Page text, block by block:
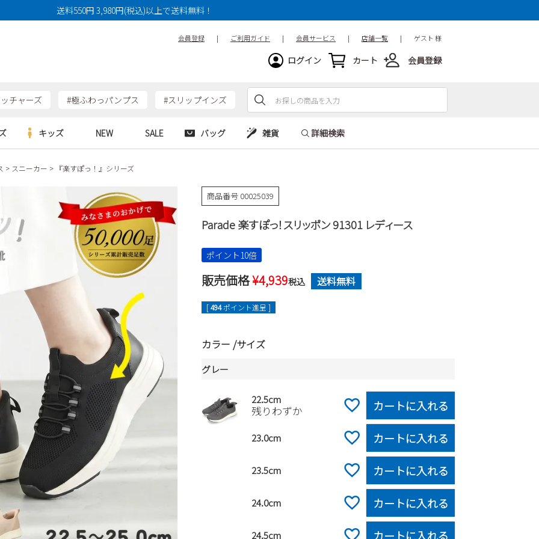
送料550円 3,980円(税込)以上で送料無料！
会員登録 | ご利用ガイド | 会員サービス | 店舗一覧 | ゲスト 様
ログイン カート 会員登録
チャーズ #極ふわっパンプス #スリップインズ
SKECHERS
moz
new balance
puma
ワークシューズ
ブーツ
GAP
EDWIN
new balance
キッズ NEW SALE バッグ 雑貨 詳細検索
スニーカー 『楽すぽっ！』シリーズ
商品番号 00025039
Parade 楽すぽっ！スリッポン 91301 レディース
ポイント10倍
販売価格¥4,939税込 送料無料
[494ポイント進呈 ]
カラー サイズ
グレー
22.5cm
残りわずか カートに入れる
23.0cm カートに入れる
23.5cm カートに入れる
24.0cm カートに入れる
24.5cm カートに入れる